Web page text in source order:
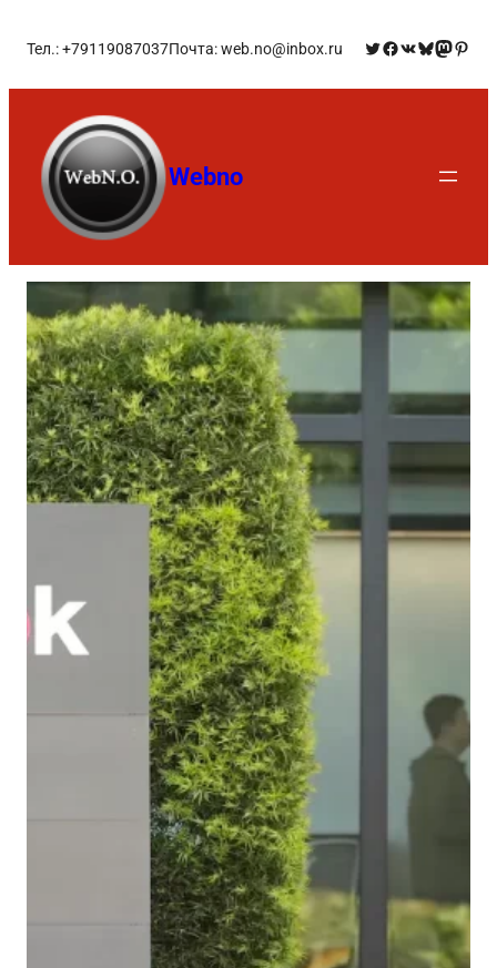
Тел.: +79119087037Почта: web.no@inbox.ru
Webno